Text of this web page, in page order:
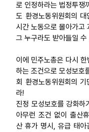
로 인정하라는 법정투쟁
도 환경노동위원회의
시간 노동으로 몰아가고
그 누구라도 받아들일
이에 민주노총은 다시
하는 조건으로 모성보호
회 환경노동위원회의
라!
진정 모성보호를 강화
아무런 조건 없이 출산
산 휴가 명시, 유급 태